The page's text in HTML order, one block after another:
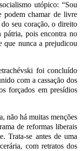
utópico: “Sou
podem chamar de livre
seu coração, o direito
pátria, pois encontra no
que nunca a prejudicou
foi concluído
com a cassação dos
forçados em presídios
não há muitas menções
de reformas liberais
Trata-se antes de uma
com retratos dos